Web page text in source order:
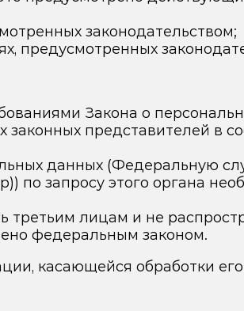
законодательством;
предусмотренных
Закона о
представителей в
данных (Федеральную
по запросу этого органа
лицам и не
федеральным законом.
касающейся обработки